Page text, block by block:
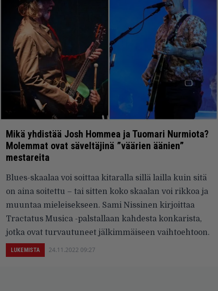
Mikä yhdistää Josh Hommea ja Tuomari Nurmiota?
Molemmat ovat säveltäjinä ”väärien äänien”
mestareita
Blues-skaalaa voi soittaa kitaralla sillä lailla kuin sitä
on aina soitettu – tai sitten koko skaalan voi rikkoa ja
muuntaa mieleisekseen. Sami Nissinen kirjoittaa
Tractatus Musica -palstallaan kahdesta konkarista,
jotka ovat turvautuneet jälkimmäiseen vaihtoehtoon.
LUKEMISTA 24.11.2022 09:27